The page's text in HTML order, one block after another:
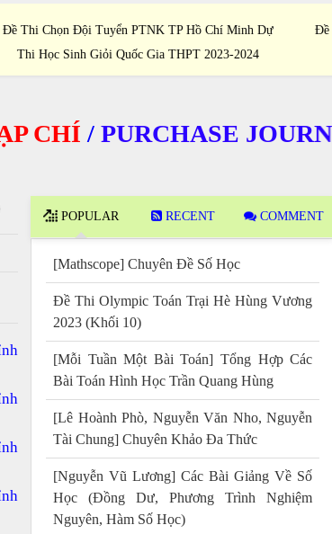
Đề Thi Chọn Đội Tuyển Tỉnh Bình Dương Dự Thi
Học Sinh Giỏi Quốc Gia THPT 2023-2024
/PURCHASE JOURNALS
POPULAR RECENT COMMENT
[Mathscope] Chuyên Đề Số Học
Đề Thi Olympic Toán Trại Hè Hùng Vương
2023 (Khối 10)
[Mỗi Tuần Một Bài Toán] Tổng Hợp Các
Bài Toán Hình Học Trần Quang Hùng
[Lê Hoành Phò, Nguyễn Văn Nho, Nguyễn
Tài Chung] Chuyên Khảo Đa Thức
[Nguyễn Vũ Lương] Các Bài Giảng Về Số
Học (Đồng Dư, Phương Trình Nghiệm
Nguyên, Hàm Số Học)